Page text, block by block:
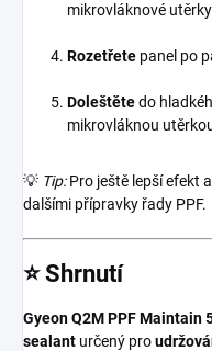
mikrovláknové
Rozetřete panel po
Doleštětedo
mikrovláknou
💡 Tip:Pro ještě lepší efekt
dalšími přípravky řady PPF.
⭐Shrnutí
Gyeon Q2M PPF Maintain
sealant určený pro